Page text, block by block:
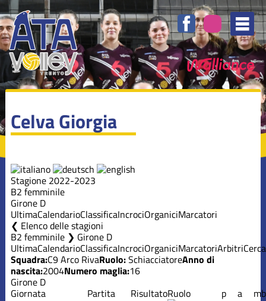
Celva Giorgia
Stagione 2022-2023
B2 femminile
Girone D
UltimaCalendarioClassificaIncrociOrganiciMarcatori
Elenco delle stagioni
B2 femminile ❯ Girone D
UltimaCalendarioClassificaIncrociOrganiciMarcatoriArbitriCerca
Squadra:C9 Arco RivaRuolo:SchiacciatoreAnno di
nascita:2004Numero maglia:16
Girone D
Giornata Partita RisultatoRuolo p a mb